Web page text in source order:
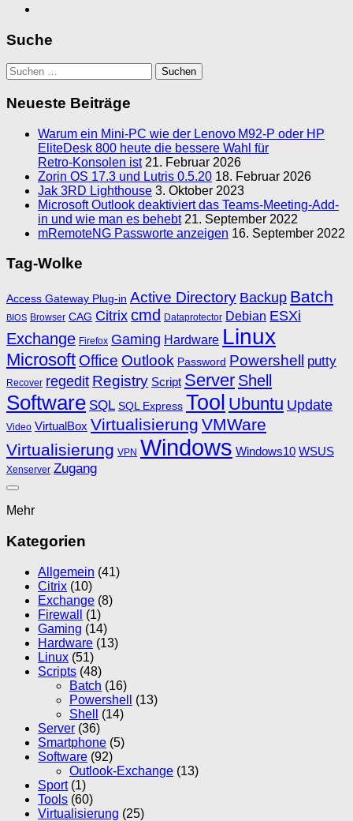
Suche
Suchen
nach:
Neueste Beiträge
Warum ein Mini‑PC wie der Lenovo M92‑P oder HP
EliteDesk 800 heute die bessere Wahl für
Retro‑Konsolen ist 21. Februar 2026
Zorin OS 17.3 und Lutris 0.5.20 18. Februar 2026
Jak 3RD Lighthouse 3. Oktober 2023
Microsoft Outlook deaktiviert das Teams-Meeting-Add-
in und wie man es behebt 21. September 2022
mRemoteNG Passworte anzeigen 16. September 2022
Tag-Wolke
Access Gateway Plug-in Active Directory Backup Batch
BIOS Browser CAG Citrix cmd Dataprotector Debian ESXi
Exchange Firefox Gaming Hardware Linux
Microsoft Office Outlook Password Powershell putty
Recover regedit Registry Script Server Shell
Software SQL SQL Express Tool Ubuntu Update
Video VirtualBox Virtualisierung VMWare
Virtualisierung VPN Windows Windows10 WSUS
Xenserver Zugang
Mehr
Kategorien
Allgemein (41)
Citrix (10)
Exchange (8)
Firewall
(1)
Gaming (14)
Hardware (13)
Linux (51)
Scripts (48)
Batch (16)
Powershell
(13)
Shell
(14)
Server (36)
Smartphone (5)
Software (92)
Outlook-Exchange (13)
Sport(1)
Tools (60)
Virtualisierung (25)